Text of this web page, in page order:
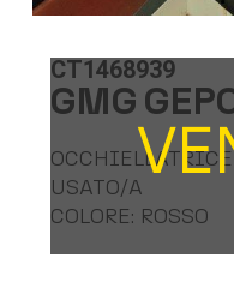
CT1468939
GMG
OCCHIELLATRICE
USATO/A
COLORE: ROSSO